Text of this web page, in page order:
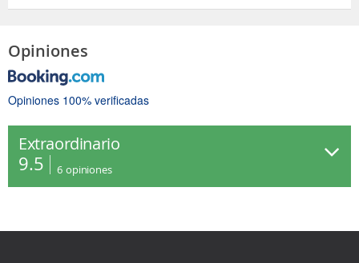
Opiniones
Opiniones 100% verificadas
Extraordinario
9.5 6 opiniones